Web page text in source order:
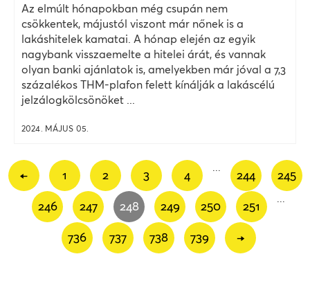
Az elmúlt hónapokban még csupán nem
csökkentek, májustól viszont már nőnek is a
lakáshitelek kamatai. A hónap elején az egyik
nagybank visszaemelte a hitelei árát, és vannak
olyan banki ajánlatok is, amelyekben már jóval a 7,3
százalékos THM-plafon felett kínálják a lakáscélú
jelzálogkölcsönöket ...
2024. MÁJUS 05.
← 1 2 3 4 244 245
246 247 248 249 250 251
736 737 738 739 →